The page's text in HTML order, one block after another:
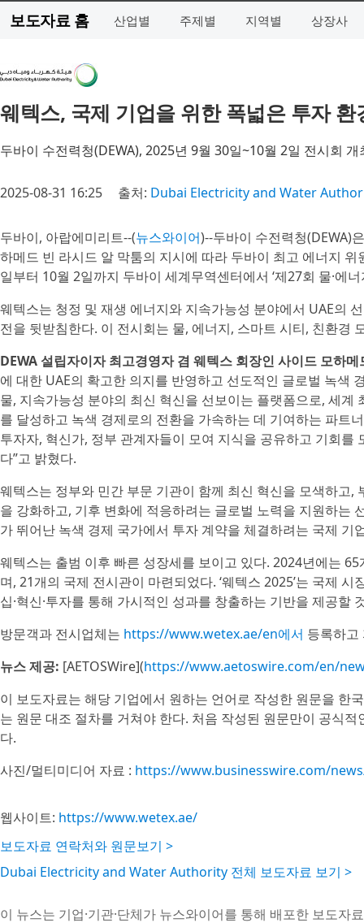
보도자료 홈 산업별 주제별 지역별 상장사
웨텍스, 국제 기업을 위한 폭넓은 투자 환
두바이 수전력청(DEWA), 2025년 9월 30일~10월 2일 전시회 개
2025-08-31 16:25 출처: Dubai Electricity and Water
두바이, 아랍에미리트--(뉴스와이어)--두바이 수전력청(DEWA)
하메드 빈 라시드 알 막툼의 지시에 따라 두바이 최고 에너지
일부터 10월 2일까지 두바이 세계무역센터에서 ‘제27회 물·에
웨텍스는 청정 및 재생 에너지와 지속가능성 분야에서 UAE의
전을 뒷받침한다. 이 전시회는 물, 에너지, 스마트 시티, 친환경
DEWA 설립자이자 최고경영자 겸 웨텍스 회장인 사이드 모
에 대한 UAE의 확고한 의지를 반영하고 선도적인 글로벌 녹색
물, 지속가능성 분야의 최신 혁신을 선보이는 플랫폼으로, 세계
를 달성하고 녹색 경제로의 전환을 가속하는 데 기여하는 파트
투자자, 혁신가, 정부 관계자들이 모여 지식을 공유하고 기회
다”고 밝혔다.
웨텍스는 정부와 민간 부문 기관이 함께 최신 혁신을 모색하고
을 강화하고, 기후 변화에 적응하려는 글로벌 노력을 지원하는
가 뛰어난 녹색 경제 국가에서 투자 계약을 체결하려는 국제 기
웨텍스는 출범 이후 빠른 성장세를 보이고 있다. 2024년에는
며, 21개의 국제 전시관이 마련되었다. ‘웨텍스 2025’는 국제
십·혁신·투자를 통해 가시적인 성과를 창출하는 기반을 제공할
방문객과 전시업체는 https://www.wetex.ae/en에서 등록하고
뉴스 제공: [AETOSWire](https://www.aetoswire.com/en/
이 보도자료는 해당 기업에서 원하는 언어로 작성한 원문을 한
는 원문 대조 절차를 거쳐야 한다. 처음 작성된 원문만이 공식
다.
사진/멀티미디어 자료 : https://www.businesswire.com/
웹사이트: https://www.wetex.ae/
보도자료 연락처와 원문보기 >
Dubai Electricity and Water Authority 전체 보도자료 보기 >
이 뉴스는 기업·기관·단체가 뉴스와이어를 통해 배포한 보도자